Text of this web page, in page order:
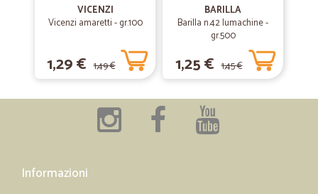
dei prodotti sono al momento poco competitivi rispetto al mercato
cittadino
28/02/2019
—Trustpilot
Tutto Ok
Tutto Ok, prodotti, confezionamento e spedizioni veloci, ottimo
supermercato, consigliato a tutti
VICENZI
Vicenzi amaretti - gr.100
1,29 € 1,49 €
BARILLA
Barilla n.42 lumachine -
gr.500
1,25 € 1,45 €
Informazioni